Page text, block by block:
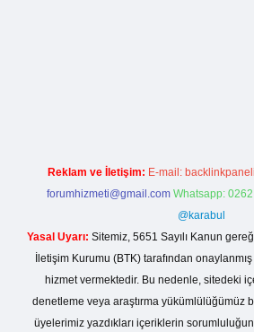
Reklam ve İletişim: E-mail:
forumhizmeti@gmail.com Whatsapp:
@karabul
Yasal Uyarı: Sitemiz, 5651 Sayılı Kanun
İletişim Kurumu (BTK) tarafından
hizmet vermektedir. Bu nedenle, sitedeki
denetleme veya araştırma yükümlülüğümüz
üyelerimiz yazdıkları içeriklerin